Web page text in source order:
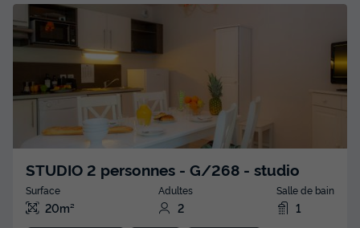
STUDIO 2 personnes - G/268 - studio
Surface
20m²
Adultes
2
Salle de bain
1